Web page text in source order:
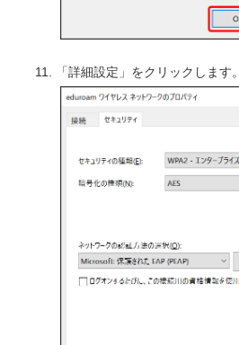
「詳細設定」をクリックします。